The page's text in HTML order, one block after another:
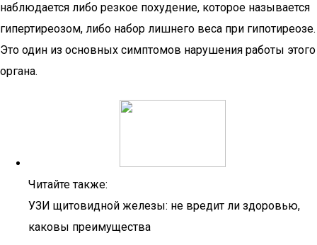
наблюдается либо резкое похудение, которое называется
гипертиреозом, либо набор лишнего веса при гипотиреозе.
Это один из основных симптомов нарушения работы этого
органа.
Читайте также:
УЗИ щитовидной железы: не вредит ли здоровью,
каковы преимущества